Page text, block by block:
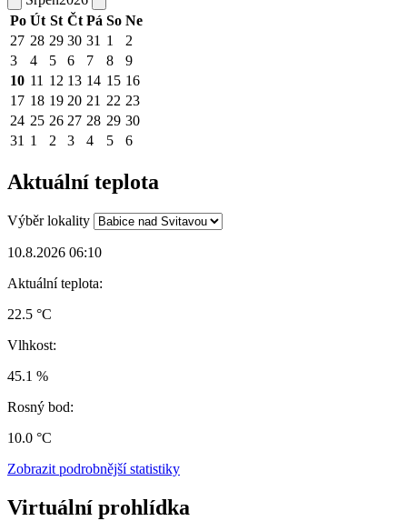
Po Út St Čt Pá So Ne
27 28 29 30 31 1
2
3
4 5 6 7 8
9
10 11 12 13 14 15 16
17 18 19 20 21 22 23
24 25 26 27 28 29 30
31 1 2 3 4 5 6
Aktuální teplota
Výběr lokality
10.8.2026 06:10
Aktuální teplota:
22.5 °C
Vlhkost:
45.1 %
Rosný bod:
10.0 °C
Zobrazit podrobnější statistiky
Virtuální prohlídka